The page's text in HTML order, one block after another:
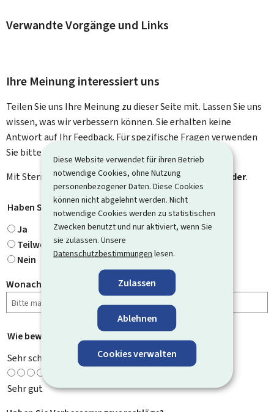
Diese Website verwendet für ihren Betrieb
notwendige Cookies, ohne Nutzung
personenbezogener Daten. Diese Cookies
können nicht abgelehnt werden. Nicht
notwendige Cookies werden zu statistischen
Zwecken benutzt und nur aktiviert, wenn Sie
sie zulassen. Unsere
Datenschutzbestimmungen lesen.
Zulassen
Ablehnen
Cookies verwalten
Verwandte Vorgänge und Links
Ihre Meinung interessiert uns
Teilen Sie uns Ihre Meinung zu dieser Seite mit. Lassen Sie uns
wissen, was wir verbessern können. Sie erhalten keine
Antwort auf Ihr Feedback. Für spezifische Fragen verwenden
Sie bitte das Kontaktformular.
Mit Stern gekennzeichnete Felder ( * ) sind Pflichtfelder.
Haben Sie gefunden, wonach Sie gesucht haben?
Ja
Teilweise
Nein
Wonach haben Sie gesucht?
Wie bewerten Sie diese Seite?
Sehr schlecht
Sehr gut